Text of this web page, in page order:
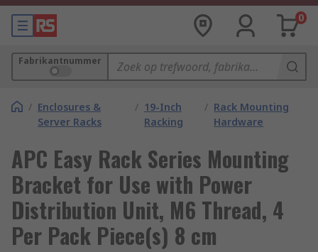
0
Fabrikantnummer
/ Enclosures &
Server Racks
/ 19-Inch
Racking
/ Rack Mounting
Hardware
APC Easy Rack Series Mounting
Bracket for Use with Power
Distribution Unit, M6 Thread, 4
Per Pack Piece(s) 8 cm